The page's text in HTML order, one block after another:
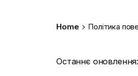
Home Політика
Останнє